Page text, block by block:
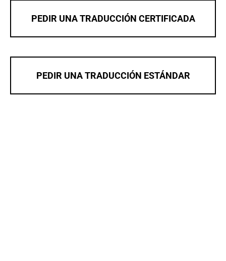
PEDIR UNA TRADUCCIÓN CERTIFICADA
PEDIR UNA TRADUCCIÓN ESTÁNDAR